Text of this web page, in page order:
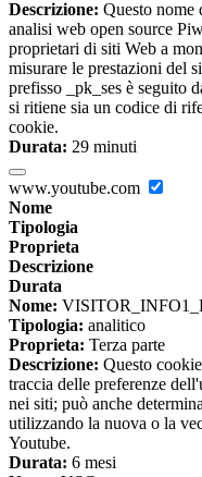
Descrizione: Questo nome
analisi web open source
proprietari di siti Web a
misurare le prestazioni del
prefisso _pk_ses è seguito
si ritiene sia un codice di
cookie.
Durata: 29 minuti
www.youtube.com
Nome
Tipologia
Proprieta
Descrizione
Durata
Nome:
Tipologia: analitico
Proprieta: Terza parte
Descrizione: Questo
traccia delle preferenze
nei siti; può anche
utilizzando la nuova o la
Youtube.
Durata: 6 mesi